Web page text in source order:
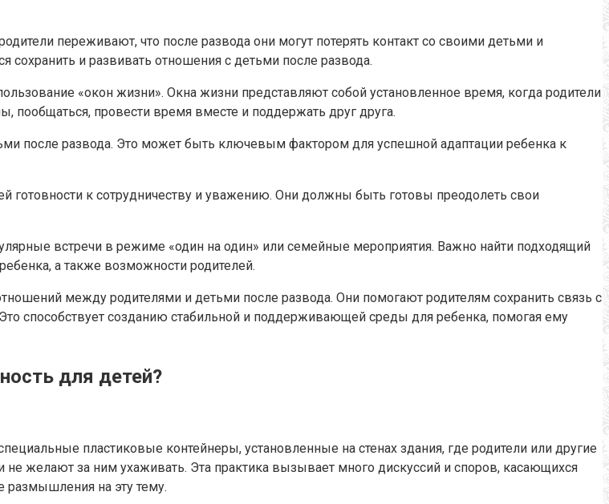
переживают, что после развода они могут потерять контакт со своими детьми и
сохранить и развивать отношения с детьми после развода.
«окон жизни». Окна жизни представляют собой установленное время, когда родители
пообщаться, провести время вместе и поддержать друг друга.
после развода. Это может быть ключевым фактором для успешной адаптации ребенка к
готовности к сотрудничеству и уважению. Они должны быть готовы преодолеть свои
встречи в режиме «один на один» или семейные мероприятия. Важно найти подходящий
а также возможности родителей.
между родителями и детьми после развода. Они помогают родителям сохранить связь с
способствует созданию стабильной и поддерживающей среды для ребенка, помогая ему
для детей?
пластиковые контейнеры, установленные на стенах здания, где родители или другие
не желают за ним ухаживать. Эта практика вызывает много дискуссий и споров, касающихся
размышления на эту тему.